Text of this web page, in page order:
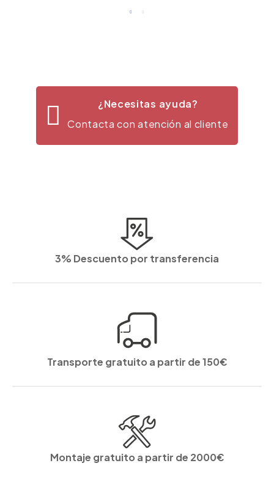
¿Necesitas ayuda?
Contacta con atención al cliente
3% Descuento por transferencia
Transporte gratuito a partir de 150€
Montaje gratuito a partir de 2000€